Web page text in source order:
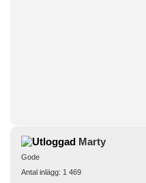
Marty
Gode
Antal inlägg: 1 469